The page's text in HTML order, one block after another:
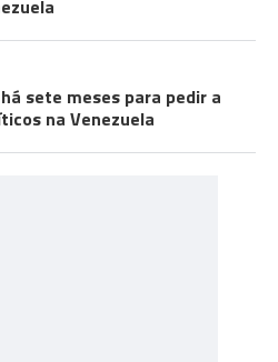
sete meses para pedir a
na Venezuela